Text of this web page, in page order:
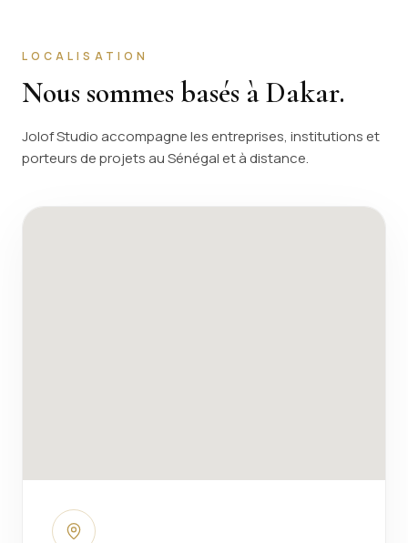
LOCALISATION
Nous sommes basés à Dakar.
Jolof Studio accompagne les entreprises, institutions et
porteurs de projets au Sénégal et à distance.